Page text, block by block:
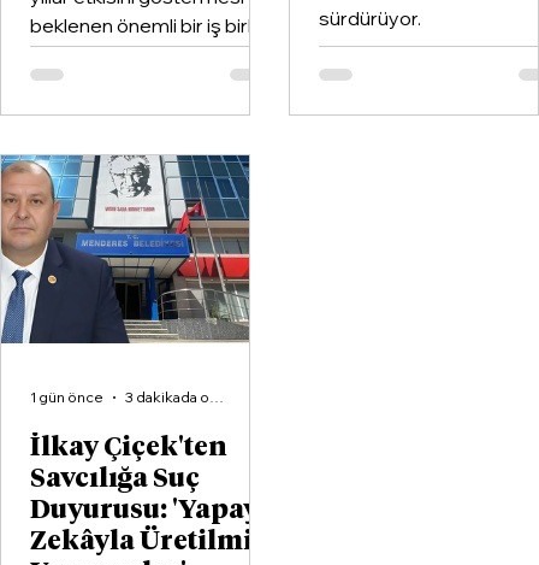
beklenen önemli bir iş birliği
hayata geçirildi. Kentin köklü
kulüplerinden Göztepe
Spor Kulübü ile İzmir'in en
organizasyonlarından
Aliağa KZY Spor Kulübü,
voleybol branşında güçlerini
birleştiren kapsamlı bir iş
birliği protokolüne imza attı.
sürdürüyor.
İlkay Çiçek'ten
Savcılığa Suç
Duyurusu: 'Yapay
Zekâyla Üretilmiş
1 gün önce 3 dakikada okunur